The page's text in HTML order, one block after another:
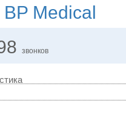
BP Medical
звонков